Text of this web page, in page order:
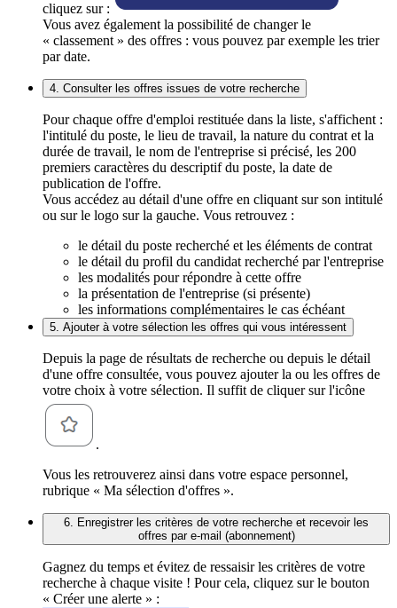
cliquez sur :
Vous avez également la possibilité de changer le
« classement » des offres : vous pouvez par exemple les trier
par date.
4. Consulter les offres issues de votre recherche
Pour chaque offre d'emploi restituée dans la liste, s'affichent :
l'intitulé du poste, le lieu de travail, la nature du contrat et la
durée de travail, le nom de l'entreprise si précisé, les 200
premiers caractères du descriptif du poste, la date de
publication de l'offre.
Vous accédez au détail d'une offre en cliquant sur son intitulé
ou sur le logo sur la gauche. Vous retrouvez :
le détail du poste recherché et les éléments de contrat
le détail du profil du candidat recherché par l'entreprise
les modalités pour répondre à cette offre
la présentation de l'entreprise (si présente)
les informations complémentaires le cas échéant
5. Ajouter à votre sélection les offres qui vous intéressent
Depuis la page de résultats de recherche ou depuis le détail
d'une offre consultée, vous pouvez ajouter la ou les offres de
votre choix à votre sélection. Il suffit de cliquer sur l'icône
.
Vous les retrouverez ainsi dans votre espace personnel,
rubrique « Ma sélection d'offres ».
6. Enregistrer les critères de votre recherche et recevoir les
offres par e-mail (abonnement)
Gagnez du temps et évitez de ressaisir les critères de votre
recherche à chaque visite ! Pour cela, cliquez sur le bouton
« Créer une alerte » :